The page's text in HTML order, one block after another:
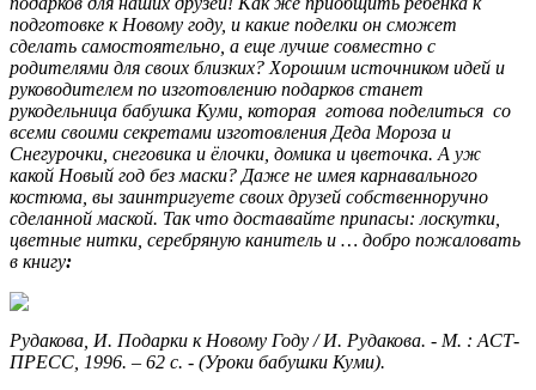
подготовке к Новому году, и какие поделки он сможет
сделать самостоятельно, а еще лучше совместно с
родителями для своих близких? Хорошим источником идей и
руководителем по изготовлению подарков станет
рукодельница бабушка Куми, которая готова поделиться со
всеми своими секретами изготовления Деда Мороза и
Снегурочки, снеговика и ёлочки, домика и цветочка. А уж
какой Новый год без маски? Даже не имея карнавального
костюма, вы заинтригуете своих друзей собственноручно
сделанной маской. Так что доставайте припасы: лоскутки,
цветные нитки, серебряную канитель и … добро пожаловать
в книгу:
Рудакова, И. Подарки к Новому Году / И. Рудакова. - М. : АСТ-
ПРЕСС, 1996. – 62 с. - (Уроки бабушки Куми).